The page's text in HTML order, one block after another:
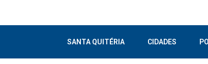
SANTA QUITÉRIA CIDADES